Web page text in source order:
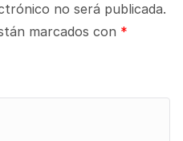
no será publicada.
marcados con *